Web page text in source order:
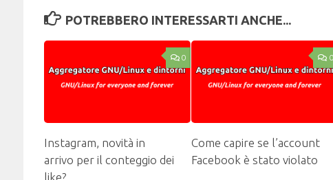
POTREBBERO INTERESSARTI ANCHE...
0
Instagram, novità in
arrivo per il conteggio dei
like?
0
Come capire se l’account
Facebook è stato violato